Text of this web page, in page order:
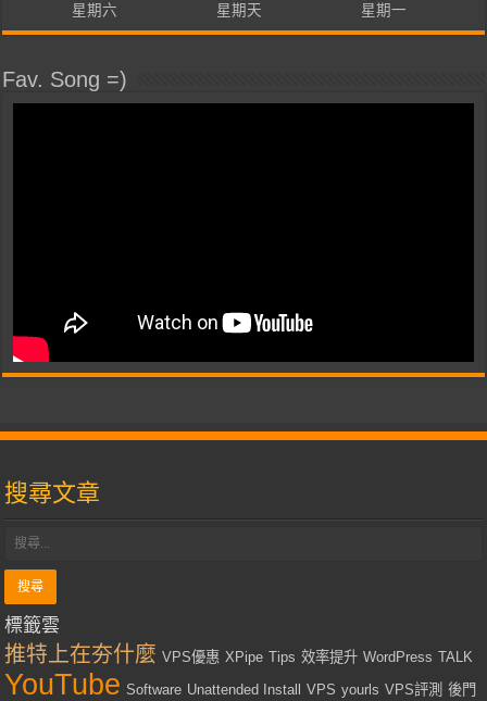
星期六 星期天 星期一
Fav. Song =)
搜尋文章
標籤雲
推特上在夯什麼 VPS優惠 XPipe Tips 效率提升 WordPress TALK
YouTube Software Unattended Install VPS yourls VPS評測 後門